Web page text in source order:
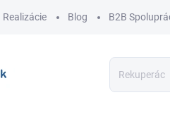
Realizácie Blog B2B